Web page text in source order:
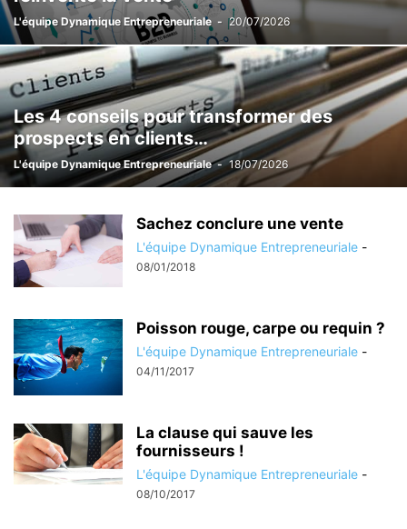
L'équipe Dynamique Entrepreneuriale - 20/07/2026
Les 4 conseils pour transformer des
prospects en clients…
L'équipe Dynamique Entrepreneuriale - 18/07/2026
Sachez conclure une vente
L'équipe Dynamique Entrepreneuriale -
08/01/2018
Poisson rouge, carpe ou requin ?
L'équipe Dynamique Entrepreneuriale -
04/11/2017
La clause qui sauve les
fournisseurs !
L'équipe Dynamique Entrepreneuriale -
08/10/2017